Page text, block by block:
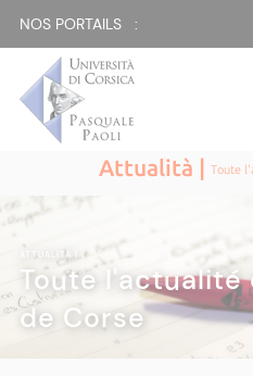
NOS PORTAILS :
Attualità |Toute
ATTUALITÀ|
Toute l'actualité
de Corse